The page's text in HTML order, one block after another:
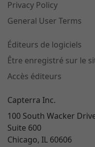
Privacy Policy
General User Terms
Éditeurs de logiciels
Être enregistré sur le
Accès éditeurs
Capterra Inc.
100 South Wacker
Suite 600
Chicago, IL 60606